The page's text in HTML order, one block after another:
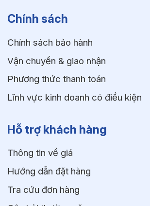
Chính sách
Chính sách bảo hành
Vận chuyển & giao nhận
Phương thức thanh toán
Lĩnh vực kinh doanh có điều kiện
Hỗ trợ khách hàng
Thông tin về giá
Hướng dẫn đặt hàng
Tra cứu đơn hàng